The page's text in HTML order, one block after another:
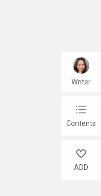
Writer
chap_list
Contents
like
ADD